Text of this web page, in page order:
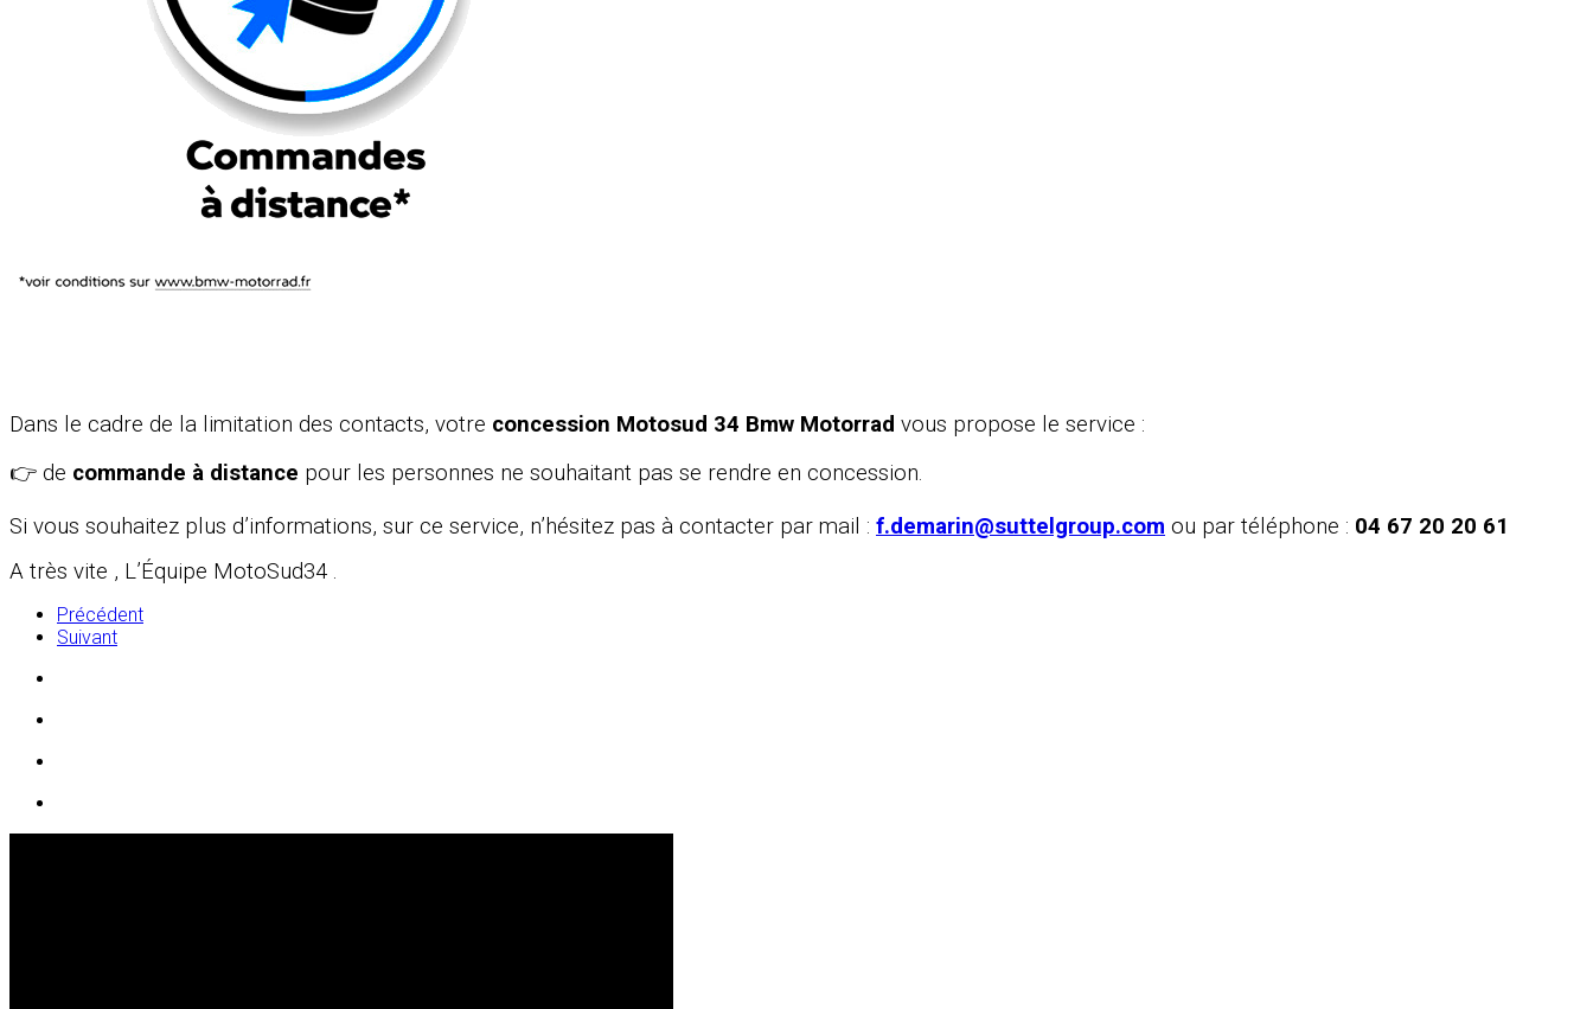
Dans le cadre de la limitation des contacts, votre concession Motosud 34 Bmw Motorrad vous propose le service :
👉 de commande à distance pour les personnes ne souhaitant pas se rendre en concession.
Si vous souhaitez plus d’informations, sur ce service, n’hésitez pas à contacter par mail : f.demarin@suttelgroup.com ou par téléphone : 04 67 20 20 61
A très vite , L’Équipe MotoSud34 .
Précédent
Suivant